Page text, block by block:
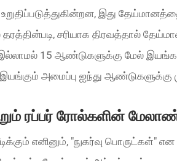
இது
சரியாக திரவத்தால்
15 ஆண்டுகளுக்கு மேல்
அமைப்பு ஐந்து ஆண்டுகளுக்கு
ரப்பர் ரோல்களின்
எனினும், "நுகர்வு பொருட்கள்"